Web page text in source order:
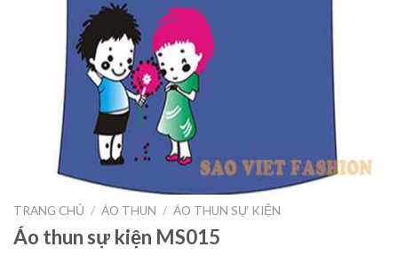
TRANG CHỦ / ÁO THUN / ÁO THUN SỰ KIỆN
Áo thun sự kiện MS015